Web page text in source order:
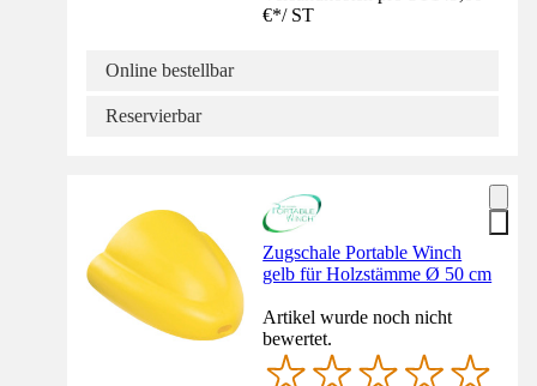
€*/ ST
Online bestellbar
Reservierbar
Zugschale Portable Winch
gelb für Holzstämme Ø 50 cm
Artikel wurde noch nicht
bewertet.